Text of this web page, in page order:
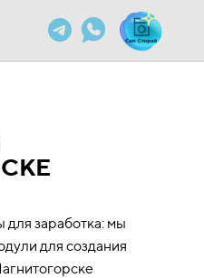
для заработка: мы
для создания